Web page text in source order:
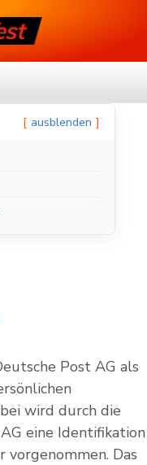
ausblenden
Post AG als
wird durch die
eine Identifikation
vorgenommen. Das